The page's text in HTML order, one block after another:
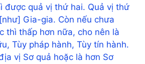
được quả vị thứ hai. Quả vị thứ
Gia-gia. Còn nếu chưa
thì thấp hơn nữa, cho nên là
Tùy pháp hành, Tùy tín hành.
vị Sơ quả hoặc là hơn Sơ